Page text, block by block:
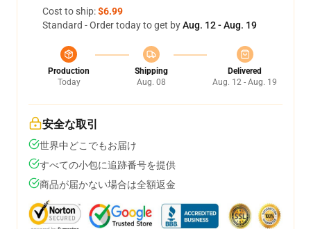
Cost to ship:$6.99
Standard - Order today to get byAug. 12 - Aug. 19
Production
Today
Shipping
Aug. 08
Delivered
Aug. 12 - Aug. 19
安全な取引
世界中どこでもお届け
すべての小包に追跡番号を提供
商品が届かない場合は全額返金